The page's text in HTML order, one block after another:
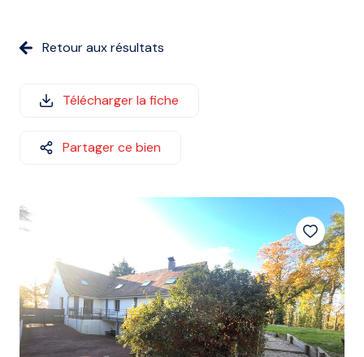
L'ANNÉE
COMMERCE
CONTACT
Retour aux résultats
Télécharger la fiche
Partager ce bien